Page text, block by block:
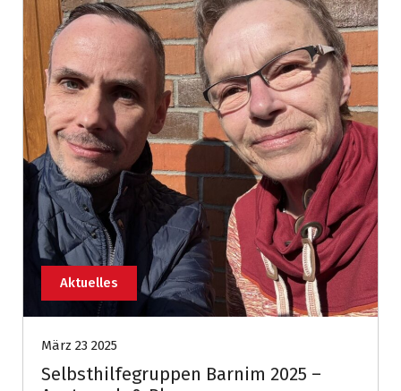
Aktuelles
März 23 2025
Selbsthilfegruppen Barnim 2025 –